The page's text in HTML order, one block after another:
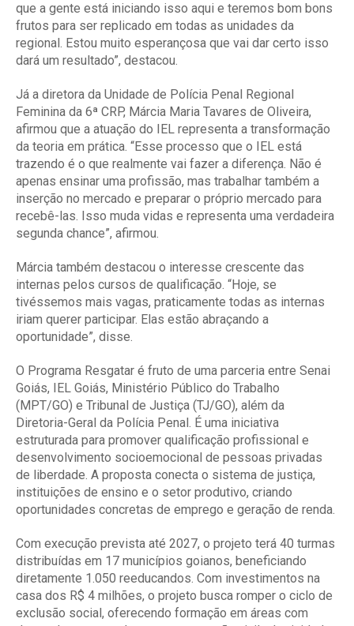
que a gente está iniciando isso aqui e teremos bom bons
frutos para ser replicado em todas as unidades da
regional. Estou muito esperançosa que vai dar certo isso
dará um resultado”, destacou.
Já a diretora da Unidade de Polícia Penal Regional
Feminina da 6ª CRP, Márcia Maria Tavares de Oliveira,
afirmou que a atuação do IEL representa a transformação
da teoria em prática. “Esse processo que o IEL está
trazendo é o que realmente vai fazer a diferença. Não é
apenas ensinar uma profissão, mas trabalhar também a
inserção no mercado e preparar o próprio mercado para
recebê-las. Isso muda vidas e representa uma verdadeira
segunda chance”, afirmou.
Márcia também destacou o interesse crescente das
internas pelos cursos de qualificação. “Hoje, se
tivéssemos mais vagas, praticamente todas as internas
iriam querer participar. Elas estão abraçando a
oportunidade”, disse.
O Programa Resgatar é fruto de uma parceria entre Senai
Goiás, IEL Goiás, Ministério Público do Trabalho
(MPT/GO) e Tribunal de Justiça (TJ/GO), além da
Diretoria-Geral da Polícia Penal. É uma iniciativa
estruturada para promover qualificação profissional e
desenvolvimento socioemocional de pessoas privadas
de liberdade. A proposta conecta o sistema de justiça,
instituições de ensino e o setor produtivo, criando
oportunidades concretas de emprego e geração de renda.
Com execução prevista até 2027, o projeto terá 40 turmas
distribuídas em 17 municípios goianos, beneficiando
diretamente 1.050 reeducandos. Com investimentos na
casa dos R$ 4 milhões, o projeto busca romper o ciclo de
exclusão social, oferecendo formação em áreas com